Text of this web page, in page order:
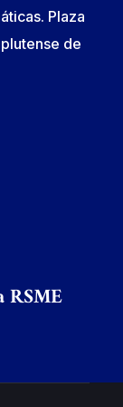
Plaza
de